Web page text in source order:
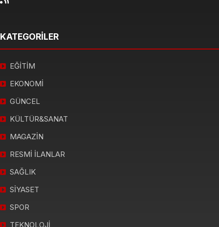
KATEGORİLER
EĞİTİM
EKONOMİ
GÜNCEL
KÜLTÜR&SANAT
MAGAZİN
RESMİ İLANLAR
SAĞLIK
SİYASET
SPOR
TEKNOLOJİ